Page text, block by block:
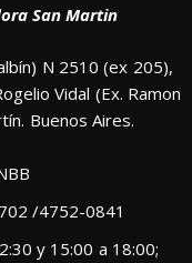
San Martin
N 2510 (ex 205),
Vidal (Ex. Ramon
Buenos Aires.
/4752-0841
y 15:00 a 18:00;